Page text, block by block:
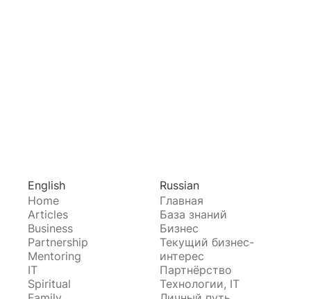
English
Home
Articles
Business
Partnership
Mentoring
IT
Spiritual
Russian
Главная
База знаний
Бизнес
Текущий бизнес-
интерес
Партнёрство
Технологии, IT